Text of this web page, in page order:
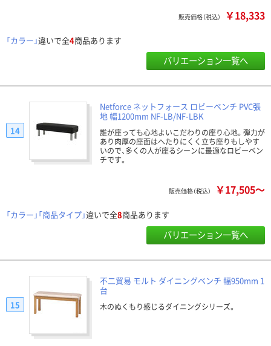
販売価格（税込） ￥18,333
「カラー」違いで全4商品あります
バリエーション一覧へ
Netforce ネットフォース ロビーベンチ PVC張
地 幅1200mm NF-LB/NF-LBK
誰が座っても心地よいこだわりの座り心地。弾力が
あり肉厚の座面はへたりにくく立ち座りもしやす
いので、多くの人が座るシーンに最適なロビーベン
チです。
14
販売価格（税込） ￥17,505～
「カラー」「商品タイプ」違いで全8商品あります
バリエーション一覧へ
不二貿易 モルト ダイニングベンチ 幅950mm 1
台
木のぬくもり感じるダイニングシリーズ。
15